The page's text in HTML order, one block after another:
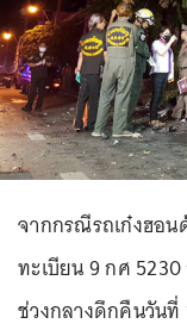
จากกรณีรถเก๋งฮอน
ทะเบียน 9 กศ
ช่วงกลางดึกคืนวัน